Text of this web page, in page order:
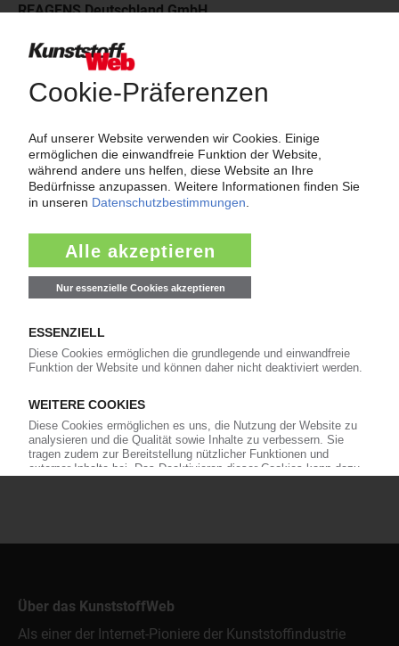
REAGENS Deutschland GmbH
200
Das große Branchenbuch der Kunststoffindustrie: Informieren Sie
hier Kunden und Geschäftspartner über Ihre Produkte und
Mehr als 3.000 Unternehmen sind bereits im KunststoffWeb
verzeichnet – Sie auch?
Über das KunststoffWeb
Als einer der Internet-Pioniere der Kunststoffindustrie